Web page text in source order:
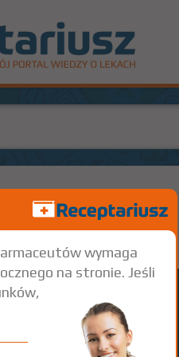
wymaga
na stronie. Jeśli